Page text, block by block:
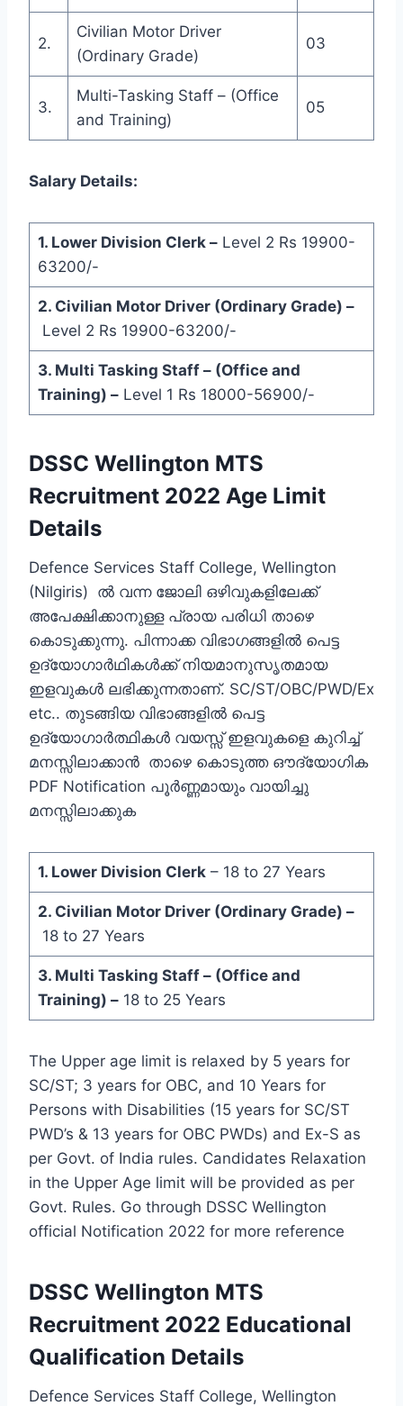
2.
Civilian Motor Driver
(Ordinary Grade)
03
3.
Multi-Tasking Staff – (Office
and Training)
05
Salary Details:
1. Lower Division Clerk –Level 2 Rs 19900-
63200/-
2. Civilian Motor Driver (Ordinary Grade) –
Level 2 Rs 19900-63200/-
3. Multi Tasking Staff – (Office and
Training) –Level 1 Rs 18000-56900/-
DSSC Wellington MTS
Recruitment 2022 Age Limit
Details
Defence Services Staff College, Wellington
(Nilgiris) ല്‍ വന്ന ജോലി ഒഴിവുകളിലേക്ക്
അപേക്ഷിക്കാനുള്ള പ്രായ പരിധി താഴെ
കൊടുക്കുന്നു. പിന്നാക്ക വിഭാഗങ്ങളില്‍ പെട്ട
ഉദ്യോഗാര്‍ഥികള്‍ക്ക് നിയമാനുസൃതമായ
ഇളവുകള്‍ ലഭിക്കുന്നതാണ്. SC/ST/OBC/PWD/Ex
etc.. തുടങ്ങിയ വിഭാങ്ങളില്‍ പെട്ട
ഉദ്യോഗാര്‍ത്ഥികള്‍ വയസ്സ് ഇളവുകളെ കുറിച്ച്
മനസ്സിലാക്കാന്‍ ‍ താഴെ കൊടുത്ത ഔദ്യോഗിക
PDF Notification പൂര്‍ണ്ണമായും വായിച്ചു
മനസ്സിലാക്കുക
1. Lower Division Clerk– 18 to 27 Years
2. Civilian Motor Driver (Ordinary Grade) –
18 to 27 Years
3. Multi Tasking Staff – (Office and
Training) –18 to 25 Years
The Upper age limit is relaxed by 5 years for
SC/ST; 3 years for OBC, and 10 Years for
Persons with Disabilities (15 years for SC/ST
PWD’s & 13 years for OBC PWDs) and Ex-S as
per Govt. of India rules. Candidates Relaxation
in the Upper Age limit will be provided as per
Govt. Rules. Go through DSSC Wellington
official Notification 2022 for more reference
DSSC Wellington MTS
Recruitment 2022 Educational
Qualification Details
Defence Services Staff College, Wellington